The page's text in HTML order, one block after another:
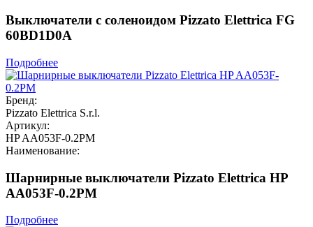
Выключатели с соленоидом Pizzato Elettrica FG
60BD1D0A
Подробнее
Бренд:
Pizzato Elettrica S.r.l.
Артикул:
HP AA053F-0.2PM
Наименование:
Шарнирные выключатели Pizzato Elettrica HP
AA053F-0.2PM
Подробнее